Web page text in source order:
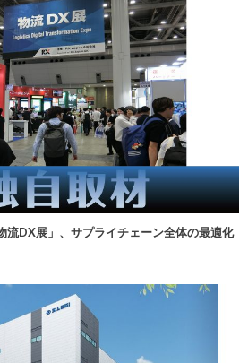
流DX展」、サプライチェーン全体の最適化